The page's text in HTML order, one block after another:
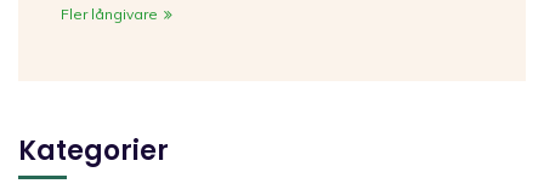
Fler långivare
Kategorier